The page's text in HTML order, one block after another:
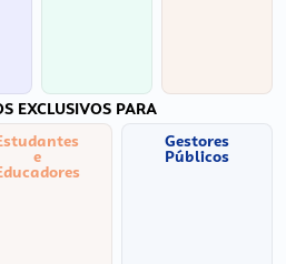
EXCLUSIVOS PARA
e
Gestores
Públicos